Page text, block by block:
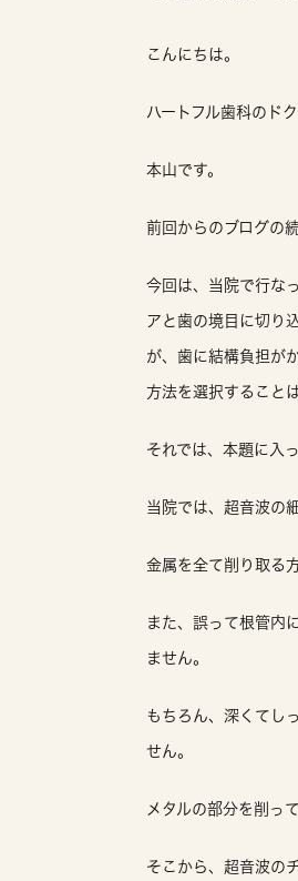
こんにちは。
ハートフル歯科のド
本山です。
前回からのブログの続
今回は、当院で行な
アと歯の境目に切り
が、歯に結構負担が
方法を選択すること
それでは、本題に入
当院では、超音波の
金属を全て削り取る
また、誤って根管内
ません。
もちろん、深くてし
せん。
メタルの部分を削っ
そこから、超音波の